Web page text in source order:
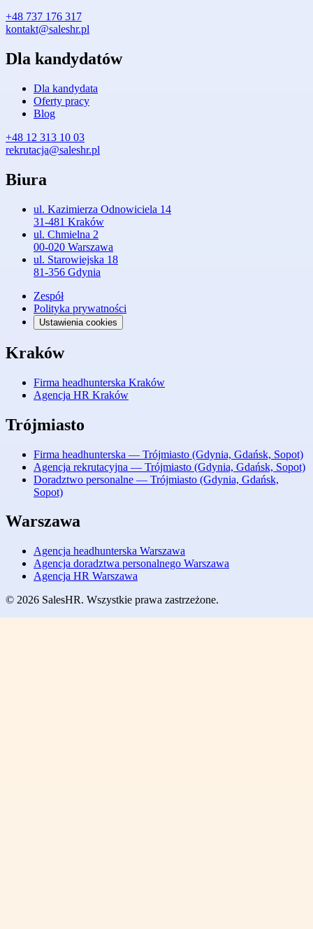
+48 737 176 317
kontakt@saleshr.pl
Dla kandydatów
Dla kandydata
Oferty pracy
Blog
+48 12 313 10 03
rekrutacja@saleshr.pl
Biura
ul. Kazimierza Odnowiciela 14
31-481 Kraków
ul. Chmielna 2
00-020 Warszawa
ul. Starowiejska 18
81-356 Gdynia
Zespół
Polityka prywatności
Ustawienia cookies
Kraków
Firma headhunterska Kraków
Agencja HR Kraków
Trójmiasto
Firma headhunterska — Trójmiasto (Gdynia, Gdańsk, Sopot)
Agencja rekrutacyjna — Trójmiasto (Gdynia, Gdańsk, Sopot)
Doradztwo personalne — Trójmiasto (Gdynia, Gdańsk,
Sopot)
Warszawa
Agencja headhunterska Warszawa
Agencja doradztwa personalnego Warszawa
Agencja HR Warszawa
© 2026 SalesHR. Wszystkie prawa zastrzeżone.